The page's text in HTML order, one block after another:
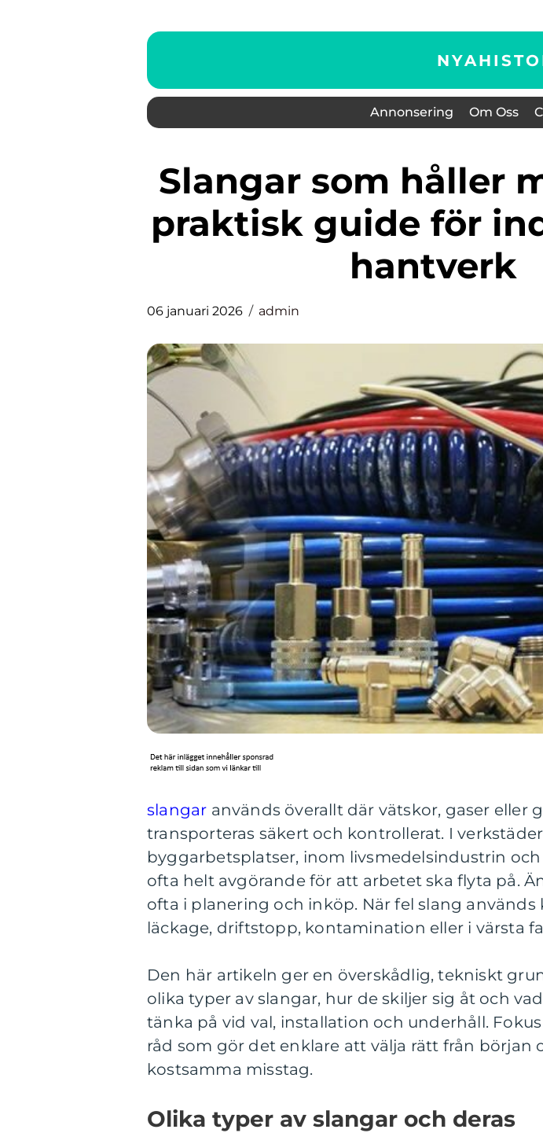
Annonsering Om Oss
Slangar som håller måttet: en
praktisk guide för
hantverk
06 januari 2026 admin
slangar används överallt där vätskor, gaser eller
transporteras säkert och kontrollerat. I
byggarbetsplatser, inom livsmedelsindustrin
ofta helt avgörande för att arbetet ska flyta på.
ofta i planering och inköp. När fel slang används
läckage, driftstopp, kontamination eller i värsta
Den här artikeln ger en överskådlig, tekniskt
olika typer av slangar, hur de skiljer sig åt och
tänka på vid val, installation och underhåll.
råd som gör det enklare att välja rätt från början
kostsamma misstag.
Olika typer av slangar och deras